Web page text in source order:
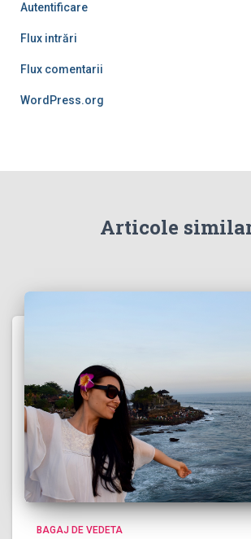
Autentificare
Flux intrări
Flux comentarii
WordPress.org
Articole
BAGAJ DE VEDETA